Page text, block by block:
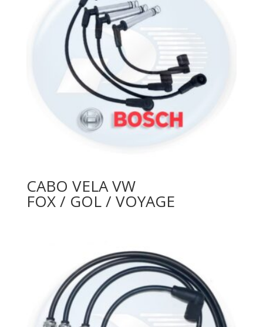
CABO VELA VW
FOX / GOL / VOYAGE